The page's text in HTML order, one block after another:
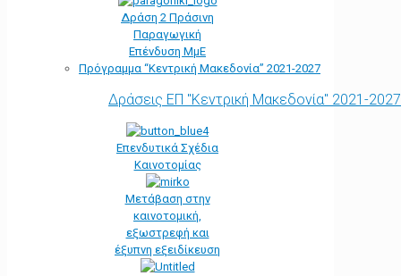
Δράση 2 Πράσινη
Παραγωγική
Επένδυση ΜμΕ
Πρόγραμμα “Κεντρική Μακεδονία” 2021-2027
Δράσεις ΕΠ "Κεντρική Μακεδονία" 2021-2027
Επενδυτικά Σχέδια
Καινοτομίας
Μετάβαση στην
καινοτομική,
εξωστρεφή και
έξυπνη εξειδίκευση